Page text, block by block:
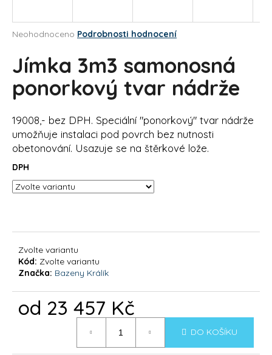
Průměrné
produktu
je
5
hvězdiček.
Neohodnoceno Podrobnosti hodnocení
Jímka 3m3 samonosná
ponorkový tvar nádrže
19008,- bez DPH. Speciální "ponorkový" tvar nádrže
umožňuje instalaci pod povrch bez nutnosti
obetonování. Usazuje se na štěrkové lože.
DPH
Zvolte variantu
Kód: Zvolte variantu
Značka: Bazeny Králík
od 23 457 Kč
DO KOŠÍKU
j
?
HLEDAT
D
o
u
e